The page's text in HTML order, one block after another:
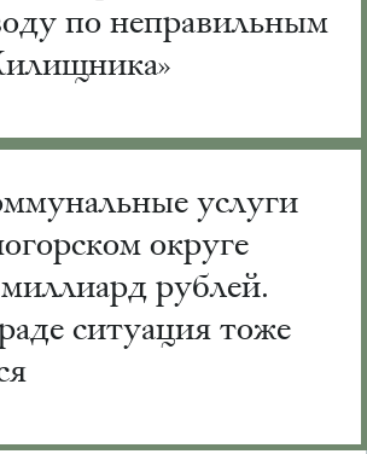
по неправильным
услуги
округе
рублей.
ситуация тоже